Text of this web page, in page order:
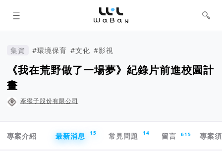
WaBay 挖貝 | 台灣最值得信賴的群眾
集資 / 群眾募資平台
集資 #環境保育 #文化 #影視
《我在荒野做了一場夢》紀錄片前進校園計
畫
牽猴子股份有限公司
專案介紹
最新消息 15 常見問題 14 留言 615 專案